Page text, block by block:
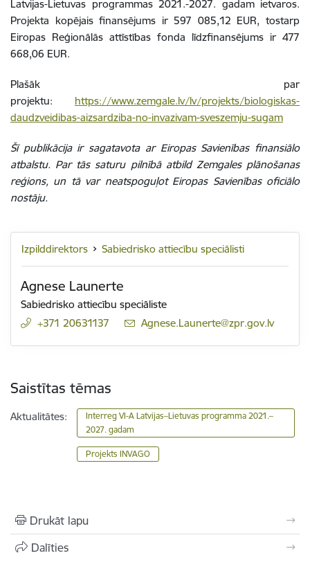
Latvijas-Lietuvas programmas 2021.-2027. gadam ietvaros.
Projekta kopējais finansējums ir 597 085,12 EUR, tostarp
Eiropas Reģionālās attīstības fonda līdzfinansējums ir 477
668,06 EUR.
Plašāk par
projektu: https://www.zemgale.lv/lv/projekts/biologiskas-
daudzveidibas-aizsardziba-no-invazivam-sveszemju-sugam
Šī publikācija ir sagatavota ar Eiropas Savienības finansiālo
atbalstu. Par tās saturu pilnībā atbild Zemgales plānošanas
reģions, un tā var neatspoguļot Eiropas Savienības oficiālo
nostāju.
Izpilddirektors Sabiedrisko attiecību speciālisti
Agnese Launerte
Sabiedrisko attiecību speciāliste
+371 20631137
E-pasts:
Agnese.Launerte@zpr.gov.lv
Saistītas tēmas
Aktualitātes:
Interreg VI-A Latvijas–Lietuvas programma 2021.–
2027. gadam
Projekts INVAGO
Drukāt lapu
Dalīties